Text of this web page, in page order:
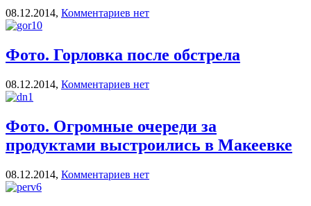
08.12.2014, Комментариев нет
Фото. Горловка после обстрела
08.12.2014, Комментариев нет
Фото. Огромные очереди за
продуктами выстроились в Макеевке
08.12.2014, Комментариев нет